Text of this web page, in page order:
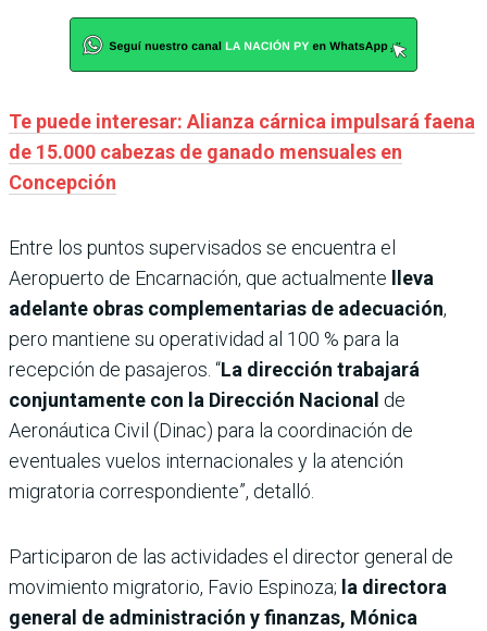
Te puede interesar: Alianza cárnica impulsará faena
de 15.000 cabezas de ganado mensuales en
Concepción
Entre los puntos supervisados se encuentra el
Aeropuerto de Encarnación, que actualmente
lleva
adelante obras complementarias de adecuación,
pero mantiene su operatividad al 100 % para la
recepción de pasajeros. “La dirección trabajará
conjuntamente con la Dirección Nacional de
Aeronáutica Civil (Dinac) para la coordinación de
eventuales vuelos internacionales y la atención
migratoria correspondiente”, detalló.
Participaron de las actividades el director general de
movimiento migratorio, Favio Espinoza; la directora
general de administración y finanzas, Mónica